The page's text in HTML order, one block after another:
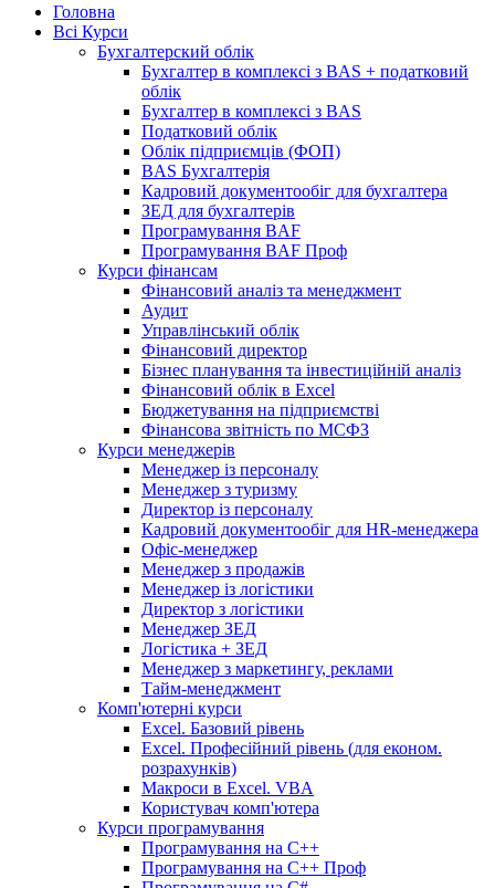
Головна
Всі Курси
Бухгалтерский облік
Бухгалтер в комплексі з BAS + податковий
облік
Бухгалтер в комплексі з BAS
Податковий облік
Облік підприємців (ФОП)
BAS Бухгалтерія
Кадровий документообіг для бухгалтера
ЗЕД для бухгалтерів
Програмування BAF
Програмування BAF Проф
Курси фінансам
Фінансовий аналіз та менеджмент
Аудит
Управлінський облік
Фінансовий директор
Бізнес планування та інвестиційній аналіз
Фінансовий облiк в Excel
Бюджетування на підприємстві
Фінансова звітність по МСФЗ
Курси менеджерів
Менеджер із персоналу
Менеджер з туризму
Директор iз персоналу
Кадровий документообіг для HR-менеджера
Офіс-менеджер
Менеджер з продажів
Менеджер із логістики
Директор з логістики
Менеджер ЗEД
Логістика + ЗЕД
Менеджер з маркетингу, реклами
Тайм-менеджмент
Комп'ютерні курси
Excel. Базовий рівень
Excel. Професійний рівень (для економ.
розрахунків)
Макроси в Excel. VBA
Користувач комп'ютера
Курси програмування
Програмування на С++
Програмування на С++ Проф